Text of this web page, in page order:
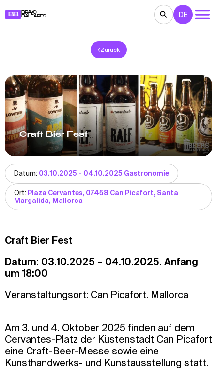
BB
BRAVO
BALEARES
THEATER
RESTAURANTS MÄRKTE PARTEIEN
FÜR KINDER BB NOTE
DE
Zurück
Craft Bier Fest
Datum: 03.10.2025 - 04.10.2025 Gastronomie
Ort: Plaza Cervantes, 07458 Can Picafort, Santa
Margalida, Mallorca
Craft Bier Fest
Datum: 03.10.2025 – 04.10.2025. Anfang
um 18:00
Veranstaltungsort: Can Picafort. Mallorca
Am 3. und 4. Oktober 2025 finden auf dem
Cervantes-Platz der Küstenstadt Can Picafort
eine Craft-Beer-Messe sowie eine
Kunsthandwerks- und Kunstausstellung statt.